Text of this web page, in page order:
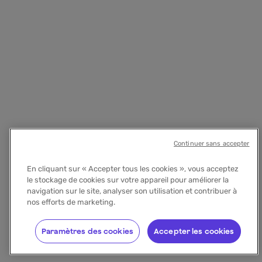
En cliquant sur « Accepter tous les cookies », vous acceptez
le stockage de cookies sur votre appareil pour améliorer la
navigation sur le site, analyser son utilisation et contribuer à
nos efforts de marketing.
Accepter les cookies
Paramètres des cookies
Continuer sans accepter